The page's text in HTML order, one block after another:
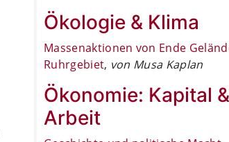
Ökologie & Klima
Massenaktionen von Ende
Ruhrgebiet, von Musa Kaplan
Ökonomie: Kapital &
Arbeit